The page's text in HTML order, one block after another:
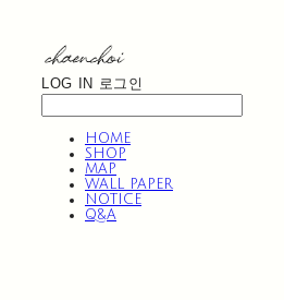
LOG IN 로그인
HOME
SHOP
MAP
WALL PAPER
NOTICE
Q&A